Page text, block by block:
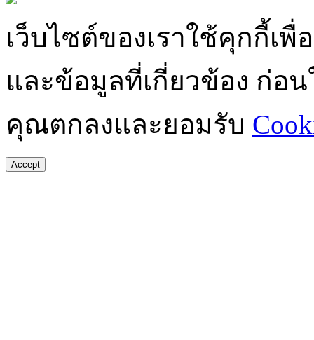
เว็บไซต์ของเราใช้คุกกี้เ
และข้อมูลที่เกี่ยวข้อง ก่อน
คุณตกลงและยอมรับ
Accept